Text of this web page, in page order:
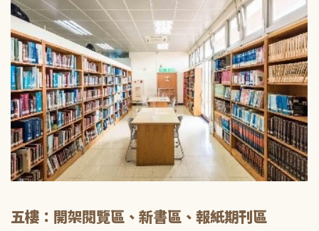
五樓：開架閱覽區、新書區、報紙期刊區